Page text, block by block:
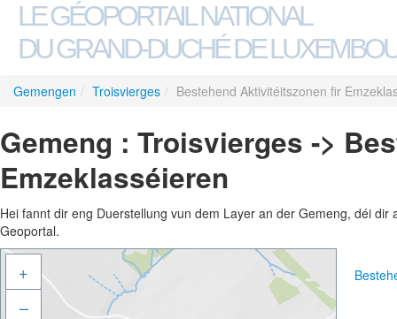
LE GÉOPORTAIL NATIONAL
DU GRAND-DUCHÉ DE
Gemengen / Troisvierges / Bestehend Aktivitéitszonen fir
Gemeng : Troisvierges ->
Emzeklasséieren
Hei fannt dir eng Duerstellung vun dem Layer an der Gemeng, déi
Geoportal.
+
–